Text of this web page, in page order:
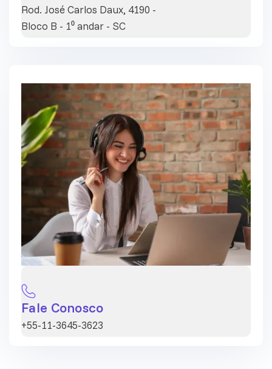
Rod. José Carlos Daux, 4190 -
Bloco B - 1⁰ andar - SC
Fale Conosco
+55-11-3645-3623